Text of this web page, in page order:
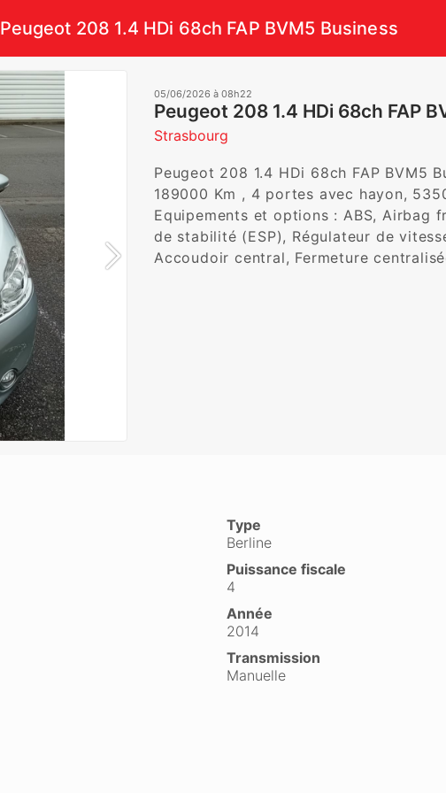
Peugeot 208 1.4 HDi 68ch FAP BVM5 Business
05/06/2026 à 08h22
Peugeot 208 1.4 HDi 68ch FAP
Strasbourg
Peugeot 208 1.4 HDi 68ch FAP BVM5
189000 Km , 4 portes avec hayon,
Equipements et options : ABS, Airbag
de stabilité (ESP), Régulateur de
Accoudoir central, Fermeture
Type
Berline
Puissance fiscale
4
Année
2014
Transmission
Manuelle